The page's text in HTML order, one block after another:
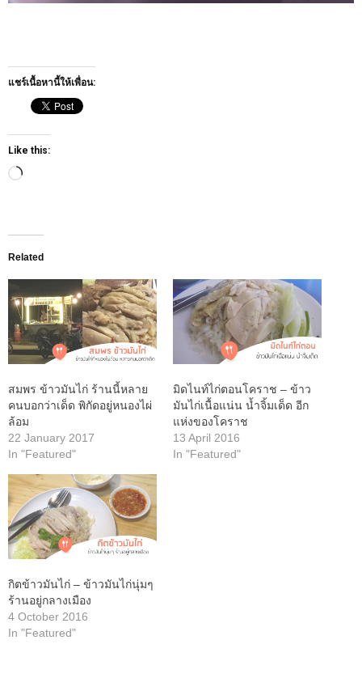
แชร์เนื้อหานี้ให้เพื่อน:
Like this:
Loading…
Related
สมพร ข้าวมันไก่ ร้านนี้หลาย
คนบอกว่าเด็ด พิกัดอยู่หนองไผ่
ล้อม
22 January 2017
In "Featured"
มิดไนท์ไก่ตอนโคราช – ข้าว
มันไก่เนื้อแน่น น้ำจิ้มเด็ด อีก
แห่งของโคราช
13 April 2016
In "Featured"
กิตข้าวมันไก่ – ข้าวมันไก่นุ่มๆ
ร้านอยู่กลางเมือง
4 October 2016
In "Featured"